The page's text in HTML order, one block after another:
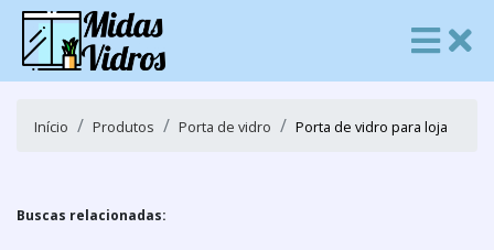
Início Produtos Porta de vidro Porta de vidro para loja
Buscas relacionadas: